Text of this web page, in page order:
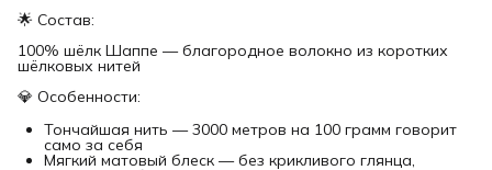
🌟 Состав:
100% шёлк Шаппе — благородное волокно из коротких
шёлковых нитей
💎 Особенности:
Тончайшая нить — 3000 метров на 100 грамм говорит
само за себя
Мягкий матовый блеск — без крикливого глянца,